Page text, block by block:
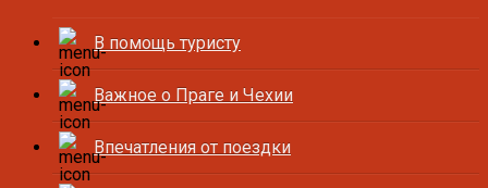
В помощь туристу
Важное о Праге и Чехии
Впечатления от поездки